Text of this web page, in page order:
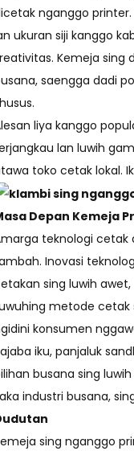
nganggo
ukuran siji kanggo
Kemeja sing
saengga dadi
liya kanggo
lan luwih
toko cetak lokal.
Depan Kemeja
teknologi cetak
Inovasi
sing luwih
metode cetak
konsumen
iku, panjaluk
busana sing
industri busana,
sing nganggo